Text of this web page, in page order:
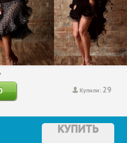
Купили: 29
КУПИТЬ